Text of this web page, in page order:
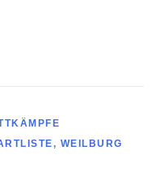
, WEILBURG